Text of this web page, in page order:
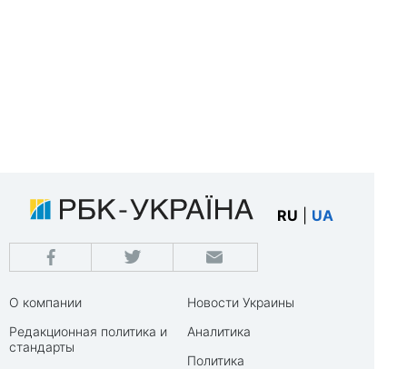
RU UA
О компании
Редакционная политика и
стандарты
Новости Украины
Аналитика
Политика